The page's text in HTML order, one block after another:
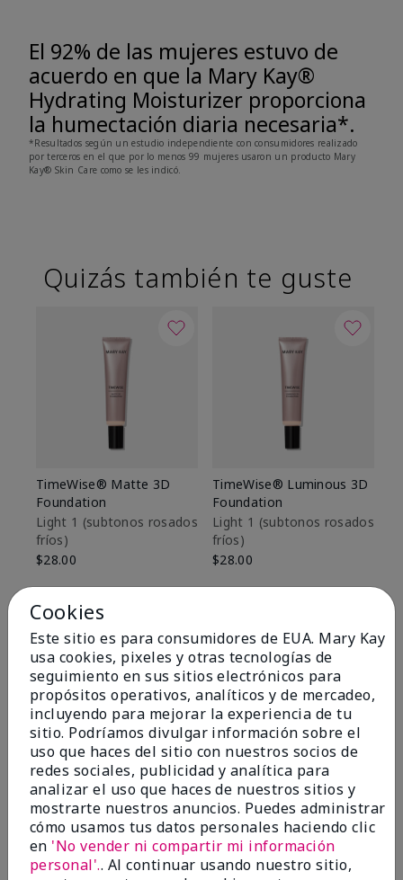
El 92% de las mujeres estuvo de
acuerdo en que la Mary Kay®
Hydrating Moisturizer proporciona
la humectación diaria necesaria*.
*Resultados según un estudio independiente con consumidores realizado
por terceros en el que por lo menos 99 mujeres usaron un producto Mary
Kay® Skin Care como se les indicó.
Quizás también te guste
TimeWise® Matte 3D
Foundation
Light 1​ (subtonos rosados
fríos)
$28.00
TimeWise® Luminous 3D
Foundation
Light 1​ (subtonos rosados
fríos)
$28.00
OPINIONES
Cookies
Este sitio es para consumidores de EUA. Mary Kay
usa cookies, pixeles y otras tecnologías de
seguimiento en sus sitios electrónicos para
propósitos operativos, analíticos y de mercadeo,
incluyendo para mejorar la experiencia de tu
sitio. Podríamos divulgar información sobre el
uso que haces del sitio con nuestros socios de
redes sociales, publicidad y analítica para
analizar el uso que haces de nuestros sitios y
mostrarte nuestros anuncios. Puedes administrar
cómo usamos tus datos personales haciendo clic
en 'No vender ni compartir mi información
personal'.. Al continuar usando nuestro sitio,